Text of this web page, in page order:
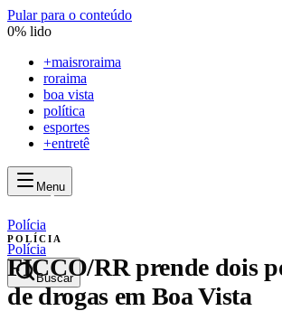
Pular para o conteúdo
0% lido
+maisroraima
roraima
boa vista
política
esportes
+entretê
Menu
maisroraima
mais
Polícia
Buscar
Polícia
POLÍCIA
FICCO/RR prende dois
de drogas em Boa Vista